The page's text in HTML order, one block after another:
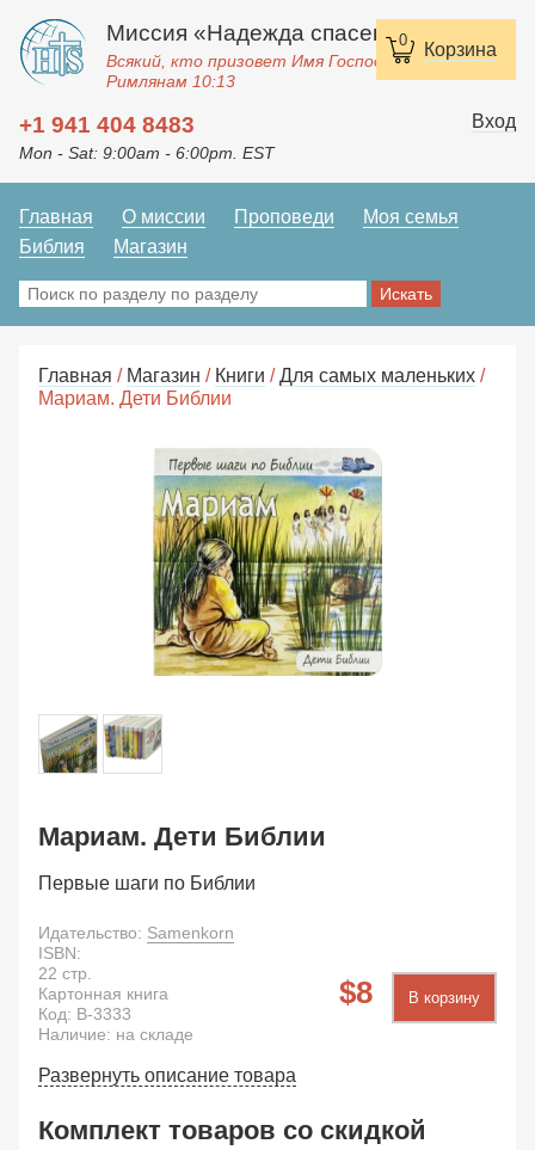
0 Корзина
Миссия «Надежда спасения»
Всякий, кто призовет Имя Господне, спасется.
Римлянам 10:13
+1 941 404 8483
Mon - Sat: 9:00am - 6:00pm. EST
Вход
Главная О миссии Проповеди
Моя семья
Библия
Магазин
Главная / Магазин / Книги /Для самых маленьких /
Мариам. Дети Библии
Мариам. Дети Библии
Первые шаги по Библии
Идательство: Samenkorn
8 В корзину
ISBN:
22 стр.
Картонная книга
Код: B-3333
Наличие: на складе
Развернуть описание товара
Комплект товаров со скидкой